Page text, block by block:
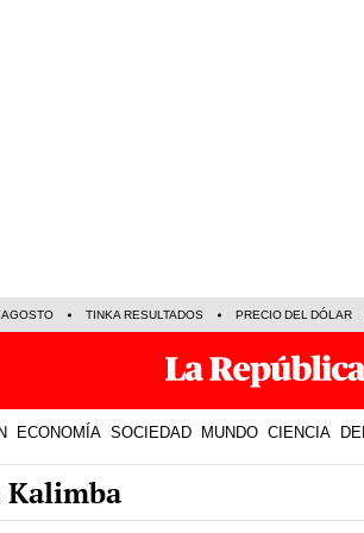
AGOSTO TINKA RESULTADOS PRECIO DEL DÓLAR
ECONOMÍA SOCIEDAD MUNDO CIENCIA
Kalimba